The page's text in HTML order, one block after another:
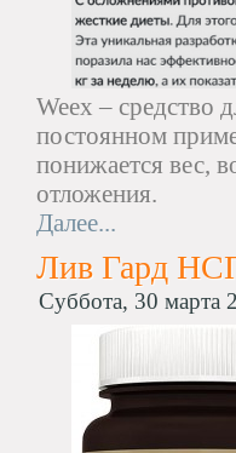
Weex – средство
постоянном
понижается вес,
отложения.
Далее...
Лив Гард
Суббота, 30 марта